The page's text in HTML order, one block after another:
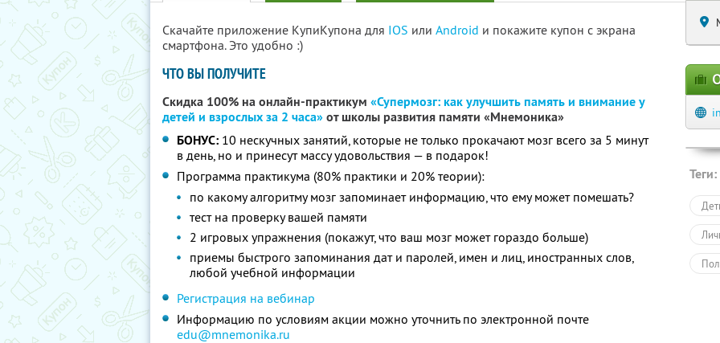
Скачайте приложение КупиКупона для IOS или Android и покажите купон с экрана
смартфона. Это удобно :)
ЧТО ВЫ ПОЛУЧИТЕ
Скидка 100% на онлайн-практикум «Супермозг: как улучшить память и внимание у
детей и взрослых за 2 часа»от школы развития памяти «Мнемоника»
БОНУС: 10 нескучных занятий, которые не только прокачают мозг всего за 5 минут
в день, но и принесут массу удовольствия — в подарок!
Программа практикума (80% практики и 20% теории):
по какому алгоритму мозг запоминает информацию, что ему может помешать?
тест на проверку вашей памяти
2 игровых упражнения (покажут, что ваш мозг может гораздо больше)
приемы быстрого запоминания дат и паролей, имен и лиц, иностранных слов,
любой учебной информации
Регистрация на вебинар
Информацию по условиям акции можно уточнить по электронной почте
edu@mnemonika.ru
Теги: